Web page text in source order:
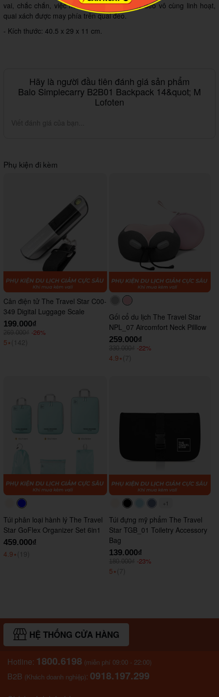
vai, chắc chắn, việc nới dài – thu ngắn dây đeo vô cùng linh hoạt,
quai xách được may phía trên quai đeo.
- Kích thước: 40.5 x 29 x 11 cm.
Hãy là người đầu tiên đánh giá sản phẩm
Balo Simplecarry B2B01 Backpack 14&quot; M
Lofoten
Viết đánh giá của bạn...
Phụ kiện đi kèm
Cân điện tử The Travel Star C00-
349 Digital Luggage Scale
199.000₫
269.000₫ -26%
5⭑ (142)
#acacac#ffc0cb
Gối cổ du lịch The Travel Star
NPL_07 Aircomfort Neck Pilllow
259.000₫
330.000₫ -22%
4.9⭑ (7)
#faf0e6
Túi phân loại hành lý The Travel
Star GoFlex Organizer Set 6in1
459.000₫
4.9⭑ (19)
#faf0e6#000000#ADD8E6
#647290
+1
Túi đựng mỹ phẩm The Travel
Star TGB_01 Toiletry Accessory
Bag
139.000₫
180.000₫ -23%
5⭑ (7)
HỆ THỐNG CỬA HÀNG
Hotline: 1800.6198 (miễn phí 09:00 - 22:00)
B2B (Khách doanh nghiệp): 0918.197.299